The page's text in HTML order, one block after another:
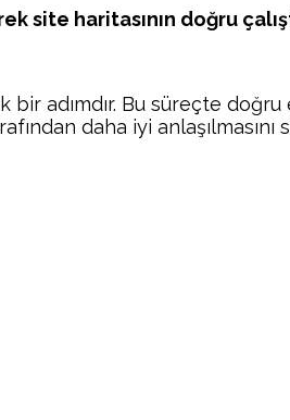
site haritasının doğru
adımdır. Bu süreçte
daha iyi